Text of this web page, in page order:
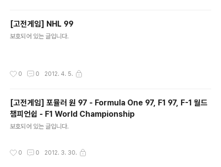
[고전게임] NHL 99
보호되어 있는 글입니다.
0 0 2012. 4. 5.
[고전게임] 포뮬러 원 97 - Formula One 97, F1 97, F-1 월드
챔피언쉽 - F1 World Championship
보호되어 있는 글입니다.
0 0 2012. 3. 30.